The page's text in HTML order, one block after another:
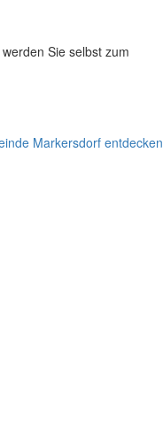
Sie selbst zum